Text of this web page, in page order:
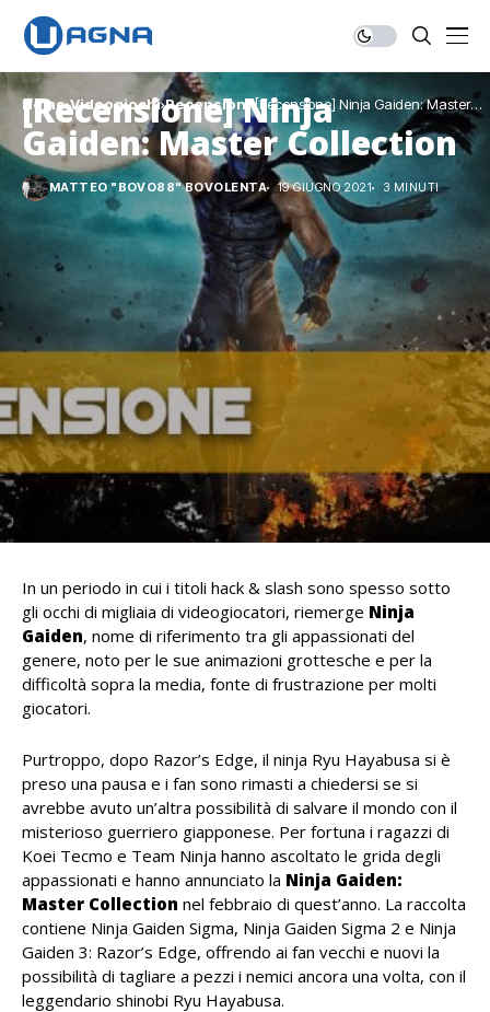
Home Videogiochi Recensioni [Recensione] Ninja Gaiden: Master
Collection
[Recensione] Ninja
Gaiden: Master Collection
MATTEO "BOVO88" BOVOLENTA 19 GIUGNO 2021 3 MINUTI
In un periodo in cui i titoli hack & slash sono spesso sotto
gli occhi di migliaia di videogiocatori, riemerge Ninja
Gaiden, nome di riferimento tra gli appassionati del
genere, noto per le sue animazioni grottesche e per la
difficoltà sopra la media, fonte di frustrazione per molti
giocatori.
Purtroppo, dopo Razor’s Edge, il ninja Ryu Hayabusa si è
preso una pausa e i fan sono rimasti a chiedersi se si
avrebbe avuto un’altra possibilità di salvare il mondo con il
misterioso guerriero giapponese. Per fortuna i ragazzi di
Koei Tecmo e Team Ninja hanno ascoltato le grida degli
appassionati e hanno annunciato la Ninja Gaiden:
Master Collection nel febbraio di quest’anno. La raccolta
contiene Ninja Gaiden Sigma, Ninja Gaiden Sigma 2 e Ninja
Gaiden 3: Razor’s Edge, offrendo ai fan vecchi e nuovi la
possibilità di tagliare a pezzi i nemici ancora una volta, con il
leggendario shinobi Ryu Hayabusa.